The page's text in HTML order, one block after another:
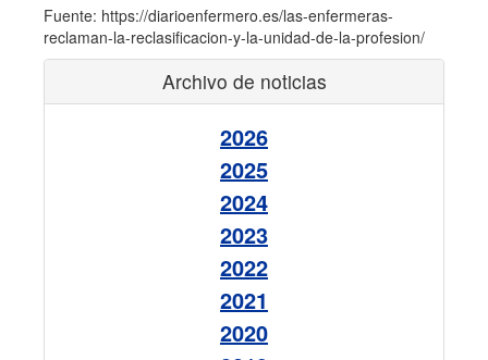
Fuente: https://diarioenfermero.es/las-enfermeras-
reclaman-la-reclasificacion-y-la-unidad-de-la-profesion/
Archivo de noticias
2026
2025
2024
2023
2022
2021
2020